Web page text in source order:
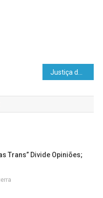
Trans” Divide Opiniões;